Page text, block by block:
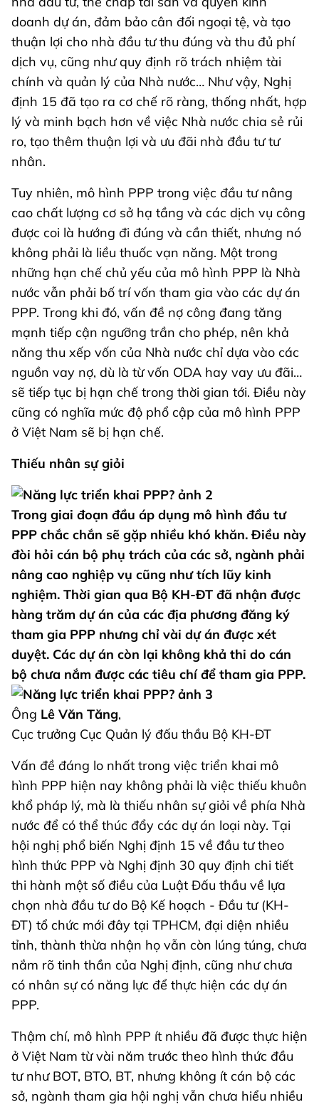
doanh dự án, đảm bảo cân đối ngoại tệ, và tạo
thuận lợi cho nhà đầu tư thu đúng và thu đủ phí
dịch vụ, cũng như quy định rõ trách nhiệm tài
chính và quản lý của Nhà nước… Như vậy, Nghị
định 15 đã tạo ra cơ chế rõ ràng, thống nhất, hợp
lý và minh bạch hơn về việc Nhà nước chia sẻ rủi
ro, tạo thêm thuận lợi và ưu đãi nhà đầu tư tư
nhân.
Tuy nhiên, mô hình PPP trong việc đầu tư nâng
cao chất lượng cơ sở hạ tầng và các dịch vụ công
được coi là hướng đi đúng và cần thiết, nhưng nó
không phải là liều thuốc vạn năng. Một trong
những hạn chế chủ yếu của mô hình PPP là Nhà
nước vẫn phải bố trí vốn tham gia vào các dự án
PPP. Trong khi đó, vấn đề nợ công đang tăng
mạnh tiếp cận ngưỡng trần cho phép, nên khả
năng thu xếp vốn của Nhà nước chỉ dựa vào các
nguồn vay nợ, dù là từ vốn ODA hay vay ưu đãi…
sẽ tiếp tục bị hạn chế trong thời gian tới. Điều này
cũng có nghĩa mức độ phổ cập của mô hình PPP
ở Việt Nam sẽ bị hạn chế.
Thiếu nhân sự giỏi
Trong giai đoạn đầu áp dụng mô hình đầu tư
PPP chắc chắn sẽ gặp nhiều khó khăn. Điều này
đòi hỏi cán bộ phụ trách của các sở, ngành phải
nâng cao nghiệp vụ cũng như tích lũy kinh
nghiệm. Thời gian qua Bộ KH-ĐT đã nhận được
hàng trăm dự án của các địa phương đăng ký
tham gia PPP nhưng chỉ vài dự án được xét
duyệt. Các dự án còn lại không khả thi do cán
bộ chưa nắm được các tiêu chí để tham gia PPP.
Ông Lê Văn Tăng,
Cục trưởng Cục Quản lý đấu thầu Bộ KH-ĐT
Vấn đề đáng lo nhất trong việc triển khai mô
hình PPP hiện nay không phải là việc thiếu khuôn
khổ pháp lý, mà là thiếu nhân sự giỏi về phía Nhà
nước để có thể thúc đẩy các dự án loại này. Tại
hội nghị phổ biến Nghị định 15 về đầu tư theo
hình thức PPP và Nghị định 30 quy định chi tiết
thi hành một số điều của Luật Đấu thầu về lựa
chọn nhà đầu tư do Bộ Kế hoạch - Đầu tư (KH-
ĐT) tổ chức mới đây tại TPHCM, đại diện nhiều
tỉnh, thành thừa nhận họ vẫn còn lúng túng, chưa
nắm rõ tinh thần của Nghị định, cũng như chưa
có nhân sự có năng lực để thực hiện các dự án
PPP.
Thậm chí, mô hình PPP ít nhiều đã được thực hiện
ở Việt Nam từ vài năm trước theo hình thức đầu
tư như BOT, BTO, BT, nhưng không ít cán bộ các
sở, ngành tham gia hội nghị vẫn chưa hiểu nhiều